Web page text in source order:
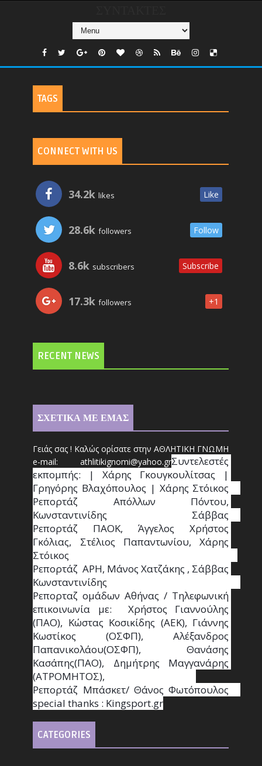
TAGS
CONNECT WITH US
34.2k likes Like
28.6k followers Follow
8.6k subscribers Subscribe
17.3k followers +1
RECENT NEWS
ΣΧΕΤΙΚΑ ΜΕ ΕΜΑΣ
Γειάς σας ! Καλώς ορίσατε στην ΑΘΛΗΤΙΚΗ ΓΝΩΜΗ
e-mail: athlitikignomi@yahoo.grΣυντελεστές
εκπομπής: | Χάρης Γκουγκουλίτσας |
Γρηγόρης Βλαχόπουλος | Χάρης Στόικος
Ρεπορτάζ Απόλλων Πόντου,
Κωνσταντινίδης   Σάββας
Ρεπορτάζ ΠΑΟΚ, Άγγελος Χρήστος
Γκόλιας, Στέλιος Παπαντωνίου, Χάρης
Στόικος
Ρεπορτάζ  ΑΡΗ, Μάνος Χατζάκης , Σάββας
Κωνσταντινίδης
Ρεπορταζ ομάδων Αθήνας / Τηλεφωνική
επικοινωνία με:  Χρήστος Γιαννούλης
(ΠΑΟ), Κώστας Κοσικίδης (ΑΕΚ), Γιάννης
Κωστίκος (ΟΣΦΠ), Αλέξανδρος
Παπανικολάου(ΟΣΦΠ), Θανάσης
Κασάπης(ΠΑΟ), Δημήτρης Μαγγανάρης
(ΑΤΡΟΜΗΤΟΣ),
Ρεπορτάζ Μπάσκετ/ Θάνος Φωτόπουλος
special thanks : Κingsport.gr
CATEGORIES